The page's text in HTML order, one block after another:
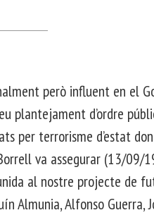
però influent en el
plantejament d’ordre
per terrorisme d’estat
va assegurar (13/09/
al nostre projecte de
Almunia, Alfonso Guerra,